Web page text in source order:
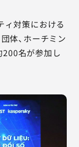
・お問い合わせ
ィ対策における
体、ホーチミン
200名が参加し